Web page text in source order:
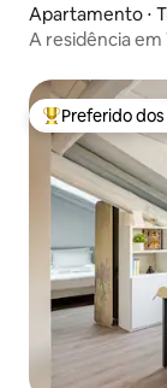
Apartamento ⋅
A residência
Entre os
Preferido